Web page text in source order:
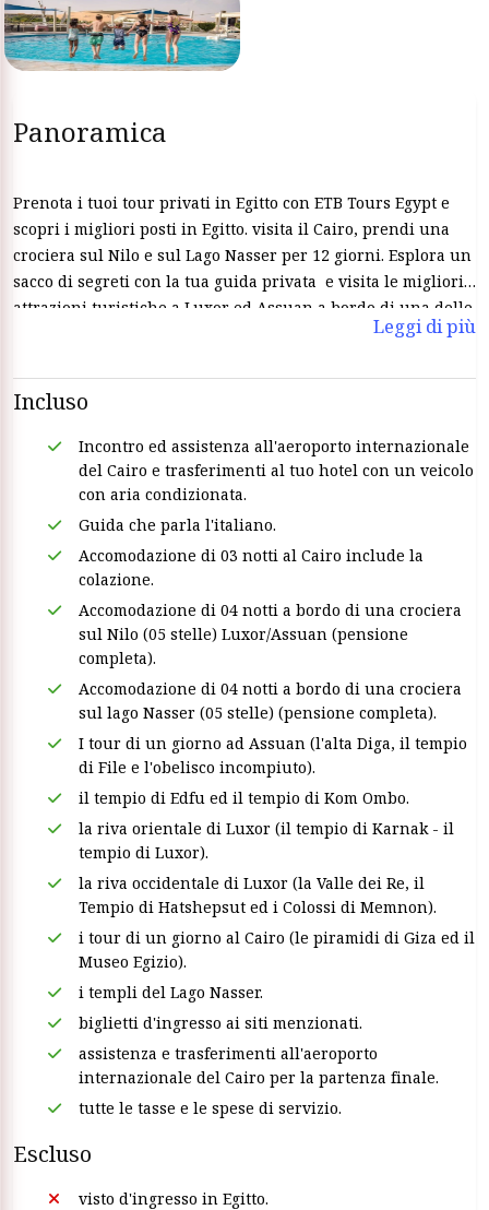
Panoramica
Prenota i tuoi tour privati in Egitto con ETB Tours Egypt e
scopri i migliori posti in Egitto. visita il Cairo, prendi una
crociera sul Nilo e sul Lago Nasser per 12 giorni. Esplora un
sacco di segreti con la tua guida privata e visita le migliori
attrazioni turistiche a Luxor ed Assuan a bordo di una delle
Leggi di più
Incluso
Incontro ed assistenza all'aeroporto internazionale
del Cairo e trasferimenti al tuo hotel con un veicolo
con aria condizionata.
Guida che parla l'italiano.
Accomodazione di 03 notti al Cairo include la
colazione.
Accomodazione di 04 notti a bordo di una crociera
sul Nilo (05 stelle) Luxor/Assuan (pensione
completa).
Accomodazione di 04 notti a bordo di una crociera
sul lago Nasser (05 stelle) (pensione completa).
I tour di un giorno ad Assuan (l'alta Diga, il tempio
di File e l'obelisco incompiuto).
il tempio di Edfu ed il tempio di Kom Ombo.
la riva orientale di Luxor (il tempio di Karnak - il
tempio di Luxor).
la riva occidentale di Luxor (la Valle dei Re, il
Tempio di Hatshepsut ed i Colossi di Memnon).
i tour di un giorno al Cairo (le piramidi di Giza ed il
Museo Egizio).
i templi del Lago Nasser.
biglietti d'ingresso ai siti menzionati.
assistenza e trasferimenti all'aeroporto
internazionale del Cairo per la partenza finale.
tutte le tasse e le spese di servizio.
Escluso
visto d'ingresso in Egitto.